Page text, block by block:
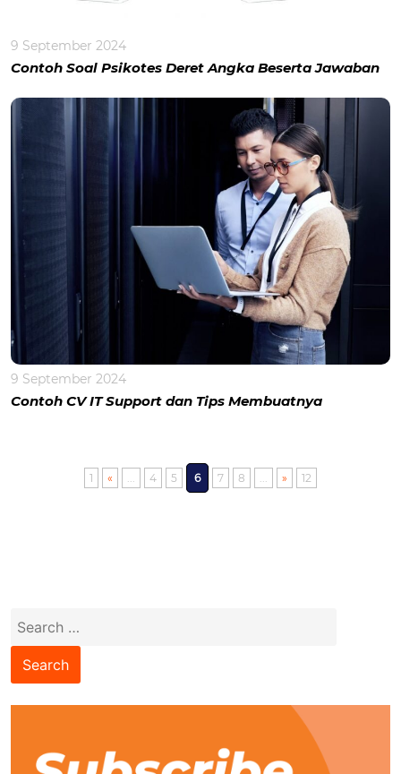
9 September 2024
Contoh Soal Psikotes Deret Angka Beserta Jawaban
9 September 2024
Contoh CV IT Support dan Tips Membuatnya
1 « 4 5 6 7 8 » 12
Search